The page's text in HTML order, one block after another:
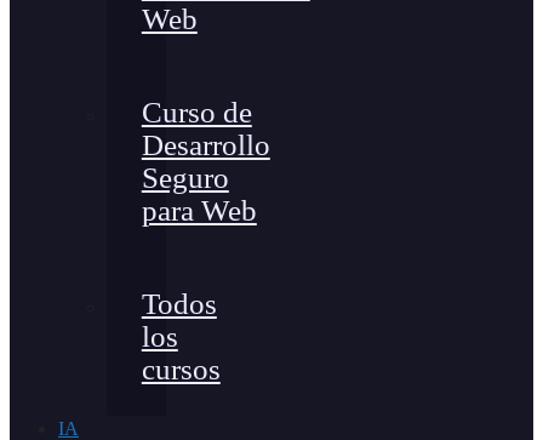
Web
Curso de
Desarrollo
Seguro
para Web
Todos
los
cursos
IA